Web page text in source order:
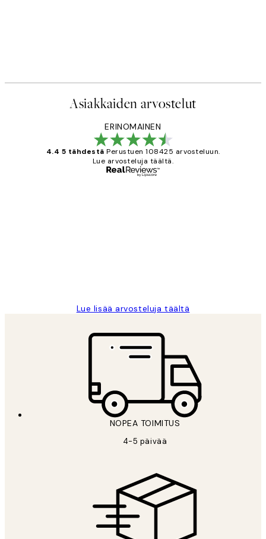
Asiakkaiden arvostelut
ERINOMAINEN
4.4 5 tähdestä Perustuen 108425 arvosteluun.
Lue arvosteluja täältä.
Lue lisää arvosteluja täältä
NOPEA TOIMITUS
4-5 päivää